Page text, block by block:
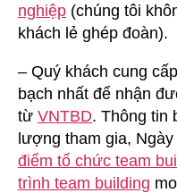
nghiệp (chúng tôi
khách lẻ ghép đoàn).
– Quý khách cung
bạch nhất để nhận
từ VNTBD. Thông tin
lượng tham gia,
điểm tổ chức team
trình team building